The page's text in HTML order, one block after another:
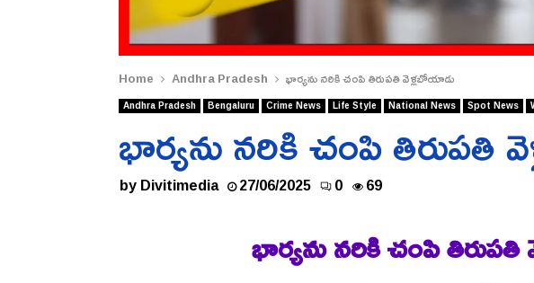
Home Andhra Pradesh భార్యను నరికి చంపి తిరుపతి వెళ్లబోయాడు
Andhra Pradesh Bengaluru Crime News Life Style National News Spot News
భార్యను నరికి చంపి తిరుపతి
byDivitimedia 27/06/2025 0 69
భార్యను నరికి చంపి